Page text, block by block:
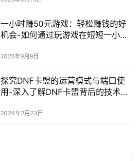
一小时赚50元游戏：轻松赚钱的好
机会-如何通过玩游戏在短短一小时
2025年9月9日
探究DNF卡盟的运营模式与端口使
用-深入了解DNF卡盟背后的技术和
2024年2月23日